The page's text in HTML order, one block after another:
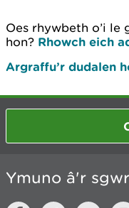
Oes rhywbeth o’i le
hon? Rhowch eich
Argraffu’r dudalen
Ymuno â'r